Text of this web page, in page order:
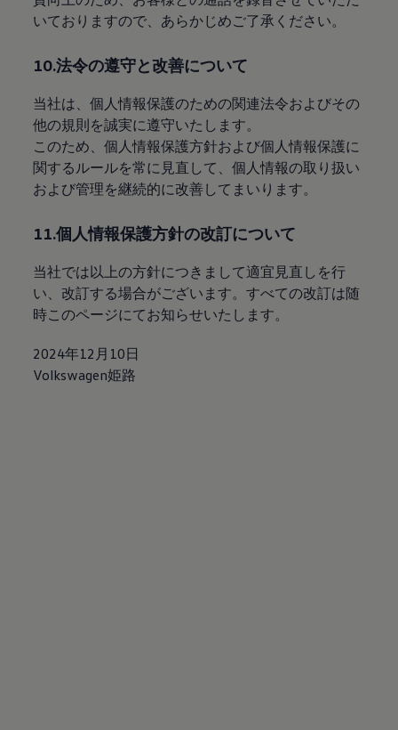
いておりますので、あらかじめご了承ください。
10.法令の遵守と改善について
当社は、個人情報保護のための関連法令およびその
他の規則を誠実に遵守いたします。
このため、個人情報保護方針および個人情報保護に
関するルールを常に見直して、個人情報の取り扱い
および管理を継続的に改善してまいります。
11.個人情報保護方針の改訂について
当社では以上の方針につきまして適宜見直しを行
い、改訂する場合がございます。すべての改訂は随
時このページにてお知らせいたします。
2024年12月10日
Volkswagen姫路